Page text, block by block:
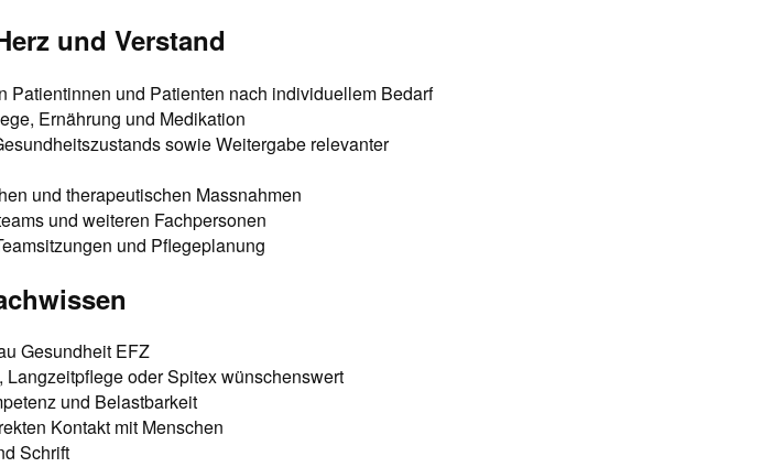
und Verstand
Patientinnen und Patienten nach individuellem Bedarf
Ernährung und Medikation
sowie Weitergabe relevanter
und therapeutischen Massnahmen
und weiteren Fachpersonen
und Pflegeplanung
Gesundheit EFZ
oder Spitex wünschenswert
und Belastbarkeit
Kontakt mit Menschen
Schrift